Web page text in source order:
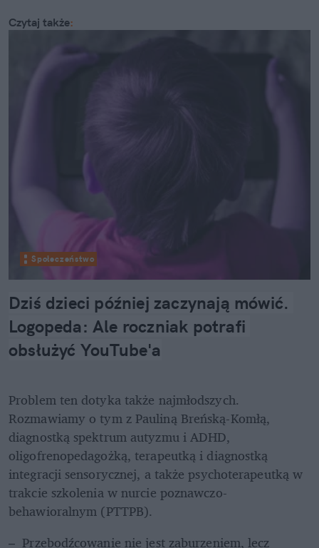
Czytaj także:
Społeczeństwo
Dziś dzieci później zaczynają mówić.
Logopeda: Ale roczniak potrafi
obsłużyć YouTube'a
Problem ten dotyka także najmłodszych.
Rozmawiamy o tym z Pauliną Breńską-Komłą,
diagnostką spektrum autyzmu i ADHD,
oligofrenopedagożką, terapeutką i diagnostką
integracji sensorycznej, a także psychoterapeutką w
trakcie szkolenia w nurcie poznawczo-
behawioralnym (PTTPB).
–  Przebodźcowanie nie jest zaburzeniem, lecz